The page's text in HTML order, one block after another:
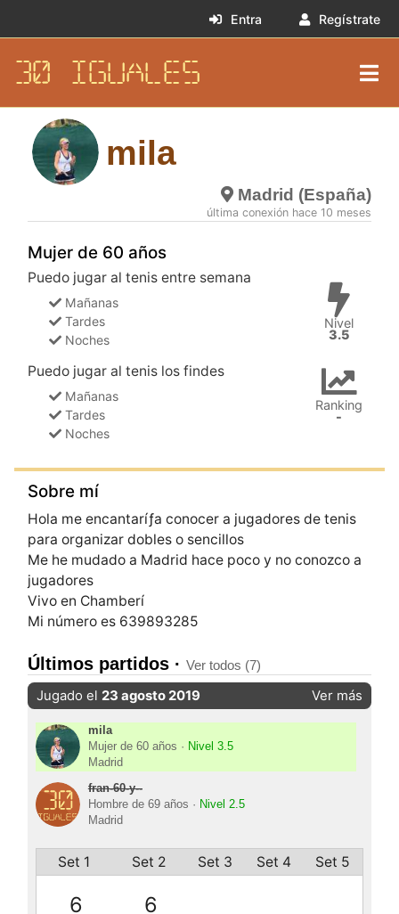
Entra Regístrate
30 IGUALES
mila
Madrid (España)
última conexión hace 10 meses
Mujer de 60 años
Puedo jugar al tenis entre semana
Mañanas
Tardes
Noches
Puedo jugar al tenis los findes
Mañanas
Tardes
Noches
Nivel
3.5
Ranking
-
Sobre mí
Hola me encantaríƒ­a conocer a jugadores de tenis
para organizar dobles o sencillos
Me he mudado a Madrid hace poco y no conozco a
jugadores
Vivo en Chamberí­
Mi número es 639893285
Últimos partidos ·Ver todos (7)
Jugado el 23 agosto 2019 Ver más
mila
Mujer de 60 años · Nivel 3.5
Madrid
fran-60-y--
Hombre de 69 años · Nivel 2.5
Madrid
Set 1 Set 2 Set 3 Set 4 Set 5
6 6